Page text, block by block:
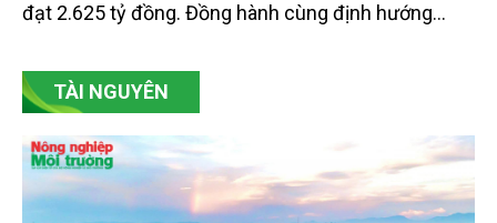
đạt 2.625 tỷ đồng. Đồng hành cùng định hướng
SeABank tiếp tục duy trì hoạt động hiệu quả, mở
rộng tín dụng, củng cố nguồn vốn và đảm bảo các
TÀI NGUYÊN